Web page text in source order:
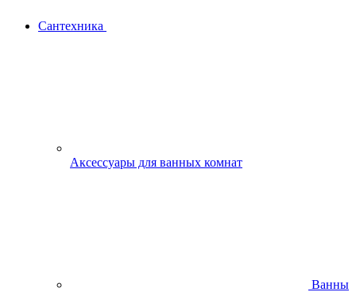
Сантехника
Аксессуары для ванных комнат
Ванны